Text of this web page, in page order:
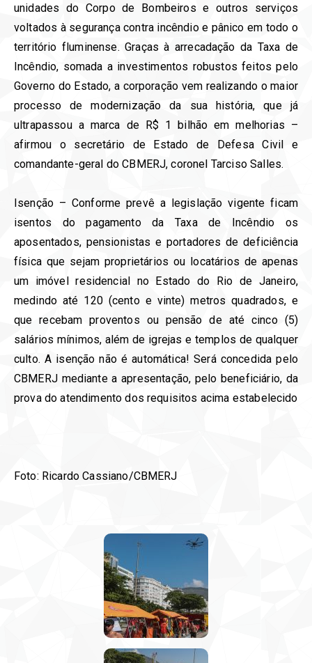
unidades do Corpo de Bombeiros e outros serviços
voltados à segurança contra incêndio e pânico em todo o
território fluminense. Graças à arrecadação da Taxa de
Incêndio, somada a investimentos robustos feitos pelo
Governo do Estado, a corporação vem realizando o maior
processo de modernização da sua história, que já
ultrapassou a marca de R$ 1 bilhão em melhorias –
afirmou o secretário de Estado de Defesa Civil e
comandante-geral do CBMERJ, coronel Tarciso Salles.
Isenção – Conforme prevê a legislação vigente ficam
isentos do pagamento da Taxa de Incêndio os
aposentados, pensionistas e portadores de deficiência
física que sejam proprietários ou locatários de apenas
um imóvel residencial no Estado do Rio de Janeiro,
medindo até 120 (cento e vinte) metros quadrados, e
que recebam proventos ou pensão de até cinco (5)
salários mínimos, além de igrejas e templos de qualquer
culto. A isenção não é automática! Será concedida pelo
CBMERJ mediante a apresentação, pelo beneficiário, da
prova do atendimento dos requisitos acima estabelecido
Foto: Ricardo Cassiano/CBMERJ